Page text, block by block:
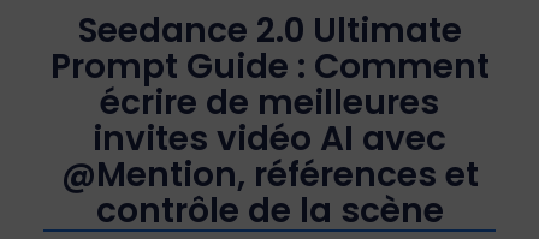
Seedance 2.0 Ultimate
Prompt Guide : Comment
écrire de meilleures
invites vidéo AI avec
@Mention, références et
contrôle de la scène